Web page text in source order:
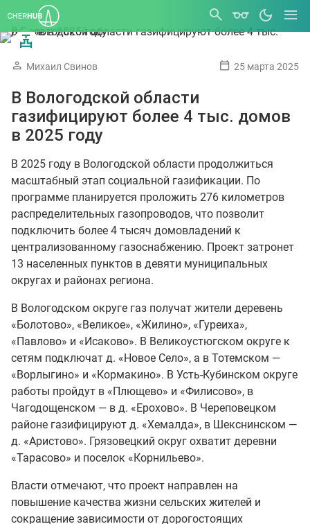
Михаил Свинов 25 марта 2025
В Вологодской области
газифицируют более 4 тыс. домов
в 2025 году
В 2025 году в Вологодской области продолжиться
масштабный этап социальной газификации. По
программе планируется проложить 276 километров
распределительных газопроводов, что позволит
подключить более 4 тысяч домовладений к
централизованному газоснабжению. Проект затронет
13 населенных пунктов в девяти муниципальных
округах и районах региона.
В Вологодском округе газ получат жители деревень
«Болотово», «Великое», «Жилино», «Гуреиха»,
«Павлово» и «Исаково». В Великоустюгском округе к
сетям подключат д. «Новое Село», а в Тотемском —
«Ворлыгино» и «Кормакино». В Усть-Кубинском округе
работы пройдут в «Плющево» и «Филисово», в
Чагодощенском — в д. «Ерохово». В Череповецком
районе газифицируют д. «Хемалда», в Шекснинском —
д. «Аристово». Грязовецкий округ охватит деревни
«Тарасово» и поселок «Корнильево».
Власти отмечают, что проект направлен на
повышение качества жизни сельских жителей и
сокращение зависимости от дорогостоящих